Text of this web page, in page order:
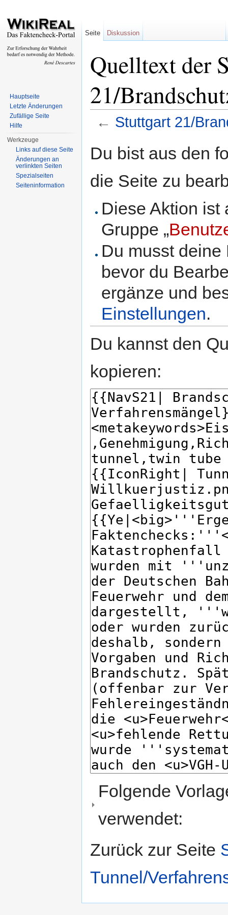
Quelltext der
21/
← Stuttgart 21/
Du bist aus den
die Seite zu
Diese Aktion ist
Gruppe „
Du musst
bevor du
ergänze und
Einstellungen.
Du kannst den
kopieren:
Folgende
verwendet:
Zurück zur Seite
Tunnel/
Seite Diskussion
Hauptseite
Letzte Änderungen
Zufällige Seite
Hilfe
Werkzeuge
Links auf diese Seite
Änderungen an
verlinkten Seiten
Spezialseiten
Seiteninformation